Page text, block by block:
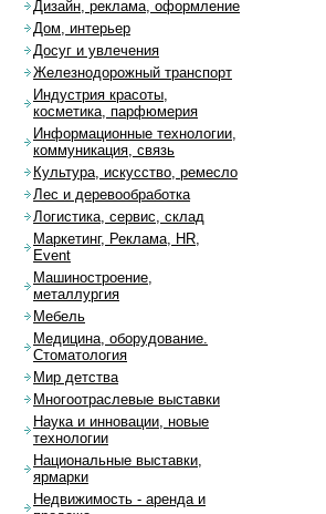
Дизайн, реклама, оформление
Дом, интерьер
Досуг и увлечения
Железнодорожный транспорт
Индустрия красоты,
косметика, парфюмерия
Информационные технологии,
коммуникация, связь
Культура, искусство, ремесло
Лес и деревообработка
Логистика, сервис, склад
Маркетинг, Реклама, HR,
Event
Машиностроение,
металлургия
Мебель
Медицина, оборудование.
Стоматология
Мир детства
Многоотраслевые выставки
Наука и инновации, новые
технологии
Национальные выставки,
ярмарки
Недвижимость - аренда и